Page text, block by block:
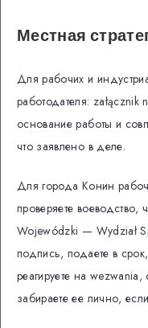
Местная
Для рабочих и
работодателя:
основание работы и
что заявлено в деле.
Для города Конин
проверяете воеводство,
Wojewódzki — Wydział
подпись, подаете в
реагируете на wezwania,
забираете ее лично,